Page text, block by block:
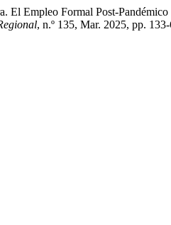
El Empleo Formal Post-
, n.º 135, Mar. 2025, pp.